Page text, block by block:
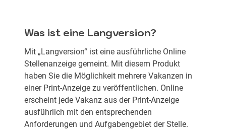
Was ist eine Langversion?
Mit „Langversion“ ist eine ausführliche Online
Stellenanzeige gemeint. Mit diesem Produkt
haben Sie die Möglichkeit mehrere Vakanzen in
einer Print-Anzeige zu veröffentlichen. Online
erscheint jede Vakanz aus der Print-Anzeige
ausführlich mit den entsprechenden
Anforderungen und Aufgabengebiet der Stelle.